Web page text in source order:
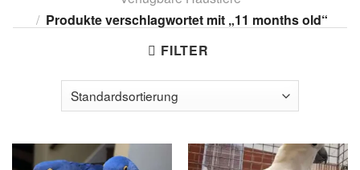
/ Produkte verschlagwortet mit „11 months old“
FILTER